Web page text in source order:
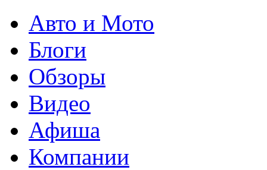
Авто и Мото
Блоги
Обзоры
Видео
Афиша
Компании